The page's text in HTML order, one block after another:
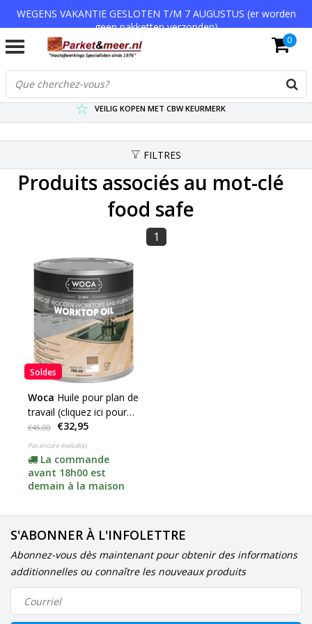
WEGENS VAKANTIE GESLOTEN T/M 7 AUGUSTUS (er worden
geen pakketten verzonden)
VERZENDKOSTEN € 7,95 (GRATIS VA €75,-)
SCHERPSTE PRIJZEN TOT WEL 75% KORTING !
VEILIG KOPEN MET CBW KEURMERK
0
FILTRES
Produits associés au mot-clé
food safe
1
Soldes
Woca Huile pour plan de
travail (cliquez ici pour
les couleurs)
€45,00 €32,95
Pas encore évalué(e)
La commande
avant 18h00 est
demain à la maison
S'ABONNER À L'INFOLETTRE
Abonnez-vous dès maintenant pour obtenir des informations
additionnelles ou connaître les nouveaux produits